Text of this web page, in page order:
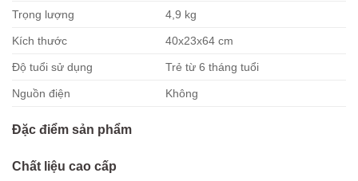
Trọng lượng 4,9 kg
Kích thước 40x23x64 cm
Độ tuổi sử dụng Trẻ từ 6 tháng tuổi
Nguồn điện Không
Đặc điểm sản phẩm
Chất liệu cao cấp